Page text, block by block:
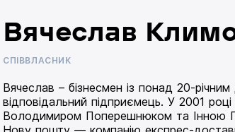
Вячеслав
СПІВВЛАСНИК
Вячеслав – бізнесмен із понад 20-
відповідальний підприємець. У 2001
Володимиром Поперешнюком та Інною